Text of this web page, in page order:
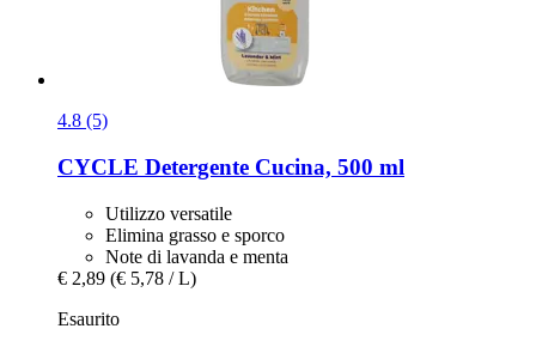
4.8 (5)
CYCLE Detergente Cucina, 500 ml
Utilizzo versatile
Elimina grasso e sporco
Note di lavanda e menta
€ 2,89 (€ 5,78 / L)
Esaurito